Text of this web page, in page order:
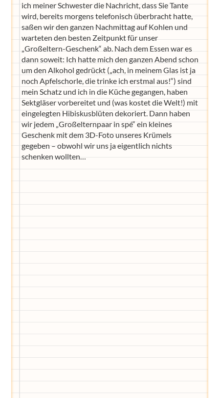
ich meiner Schwester die Nachricht, dass Sie Tante
wird, bereits morgens telefonisch überbracht hatte,
saßen wir den ganzen Nachmittag auf Kohlen und
warteten den besten Zeitpunkt für unser
„Großeltern-Geschenk“ ab. Nach dem Essen war es
dann soweit: Ich hatte mich den ganzen Abend schon
um den Alkohol gedrückt („ach, in meinem Glas ist ja
noch Apfelschorle, die trinke ich erstmal aus!“) sind
mein Schatz und ich in die Küche gegangen, haben
Sektgläser vorbereitet und (was kostet die Welt!) mit
eingelegten Hibiskusblüten dekoriert. Dann haben
wir jedem „Großelternpaar in spé“ ein kleines
Geschenk mit dem 3D-Foto unseres Krümels
gegeben – obwohl wir uns ja eigentlich nichts
schenken wollten…